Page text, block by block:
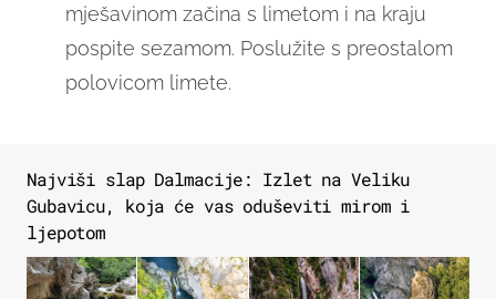
mješavinom začina s limetom i na kraju
pospite sezamom. Poslužite s preostalom
polovicom limete.
Najviši slap Dalmacije: Izlet na Veliku
Gubavicu, koja će vas oduševiti mirom i
ljepotom